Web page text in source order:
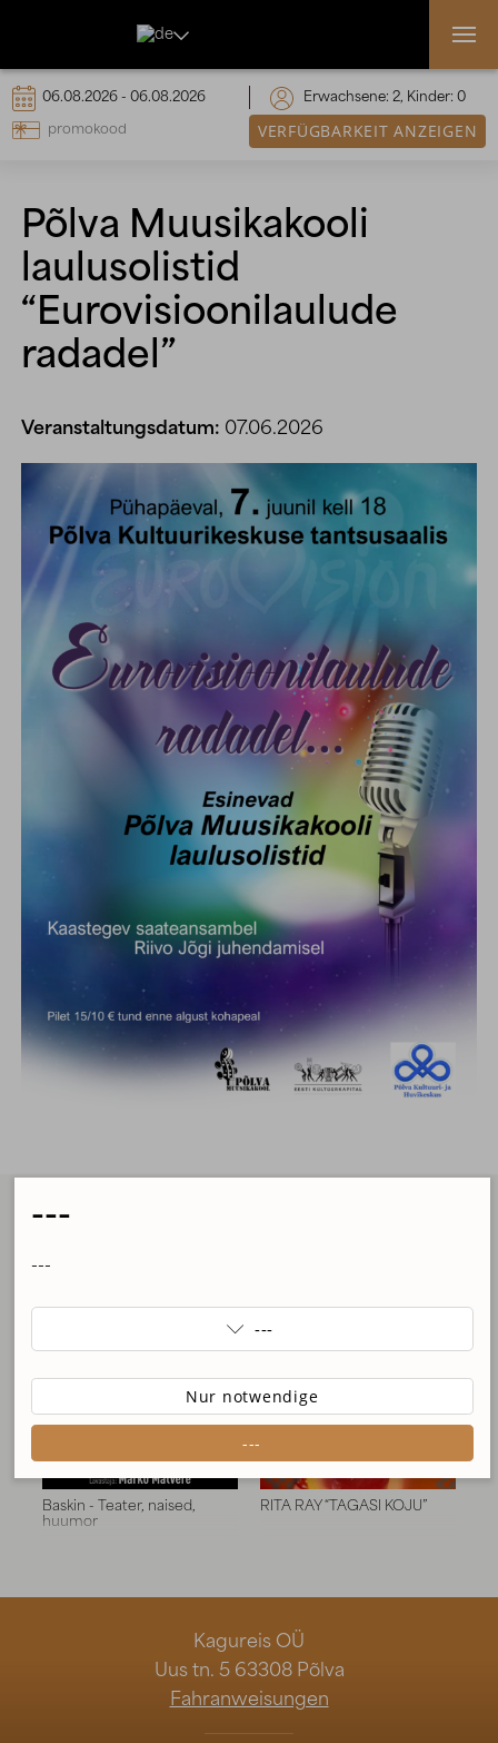

Erwachsene: 2, Kinder: 0
VERFÜGBARKEIT ANZEIGEN
Põlva Muusikakooli
laulusolistid
“Eurovisioonilaulude
radadel”
Veranstaltungsdatum: 07.06.2026
Region
Baskin - Teater, naised,
huumor
RITA RAY “TAGASI KOJU”
Kagureis OÜ
Uus tn. 5 63308 Põlva
Fahranweisungen
---
---
 ---
---
Nur notwendige
---